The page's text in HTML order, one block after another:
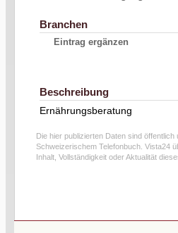
Branchen
Eintrag ergänzen
Beschreibung
Ernährungsberatung
Die hier publizierten Daten sind
Schweizerischem Telefonbuch. Vista24
Inhalt, Vollständigkeit oder Aktualität